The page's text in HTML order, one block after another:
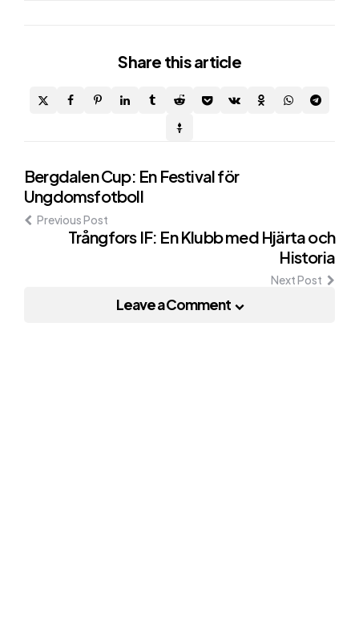
Share this article
Post
navigation
Bergdalen Cup: En Festival för
Ungdomsfotboll
Previous Post
Trångfors IF: En Klubb med Hjärta och
Historia
Next Post
Leave a Comment